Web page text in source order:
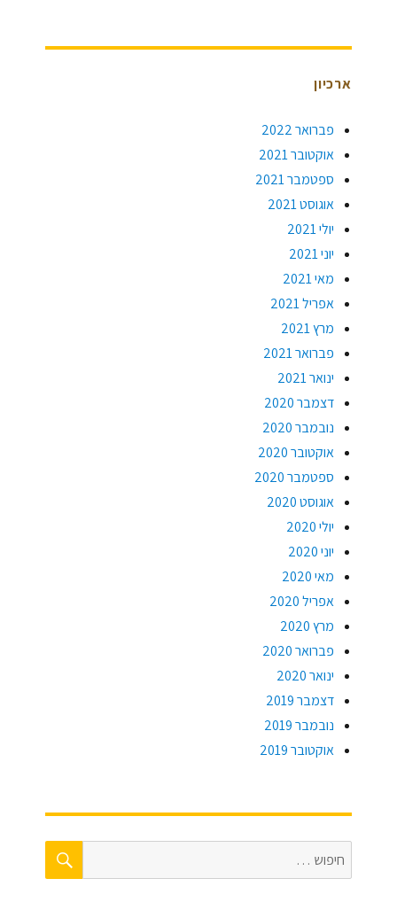
ארכיון
פברואר 2022
אוקטובר 2021
ספטמבר 2021
אוגוסט 2021
יולי 2021
יוני 2021
מאי 2021
אפריל 2021
מרץ 2021
פברואר 2021
ינואר 2021
דצמבר 2020
נובמבר 2020
אוקטובר 2020
ספטמבר 2020
אוגוסט 2020
יולי 2020
יוני 2020
מאי 2020
אפריל 2020
מרץ 2020
פברואר 2020
ינואר 2020
דצמבר 2019
נובמבר 2019
אוקטובר 2019
חפש: חיפוש